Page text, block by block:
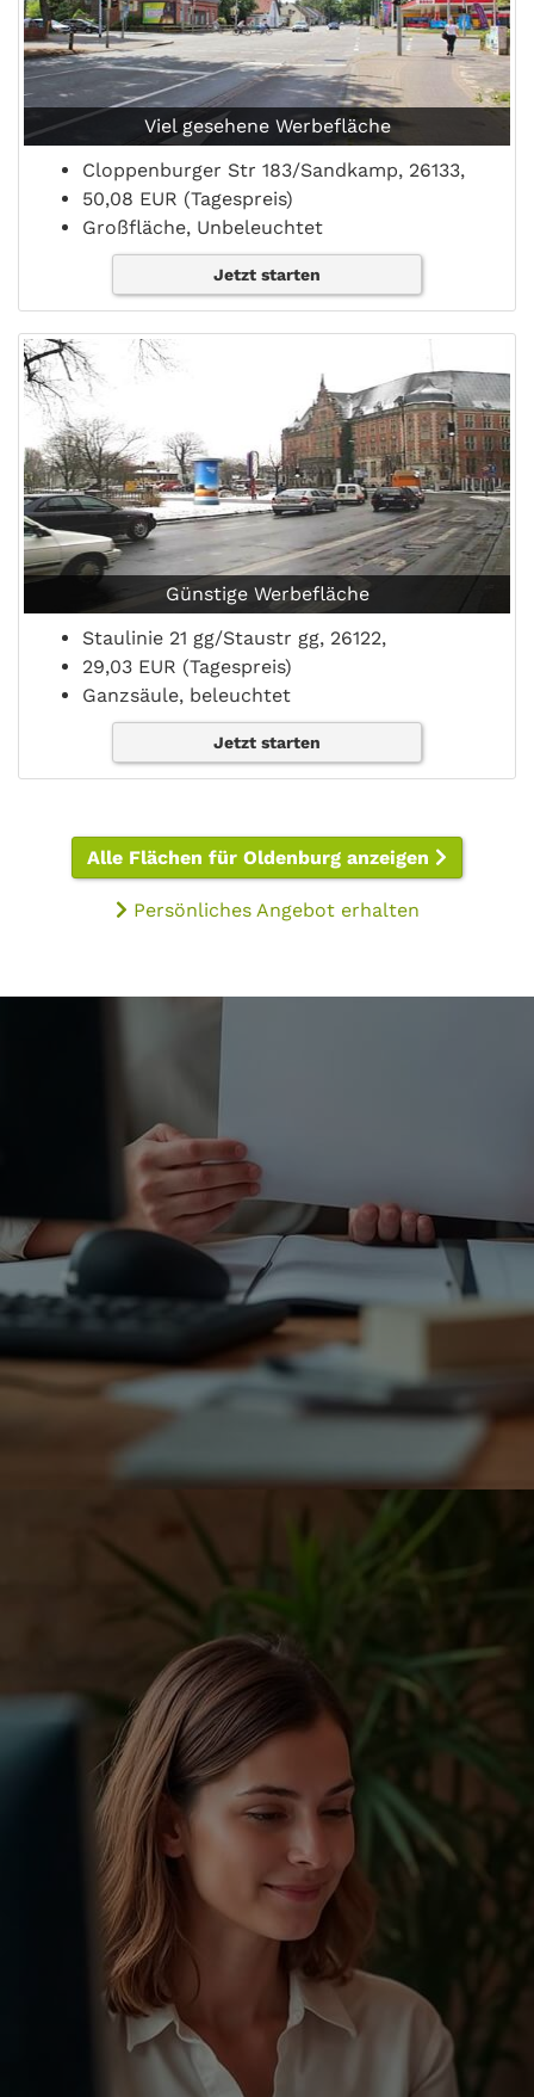
Viel gesehene Werbefläche
Cloppenburger Str 183/Sandkamp, 26133,
50,08 EUR (Tagespreis)
Großfläche, Unbeleuchtet
Jetzt starten
Günstige Werbefläche
Staulinie 21 gg/Staustr gg, 26122,
29,03 EUR (Tagespreis)
Ganzsäule, beleuchtet
Jetzt starten
Alle Flächen für Oldenburg anzeigen
Persönliches Angebot erhalten